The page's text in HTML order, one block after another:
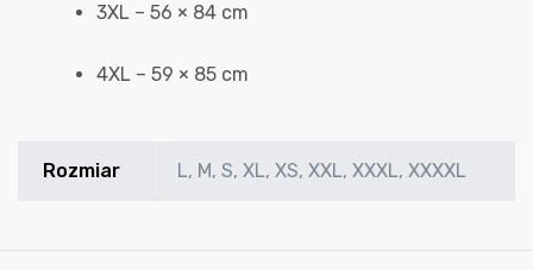
3XL – 56 × 84 cm
4XL – 59 × 85 cm
Rozmiar L, M, S, XL, XS, XXL, XXXL, XXXXL